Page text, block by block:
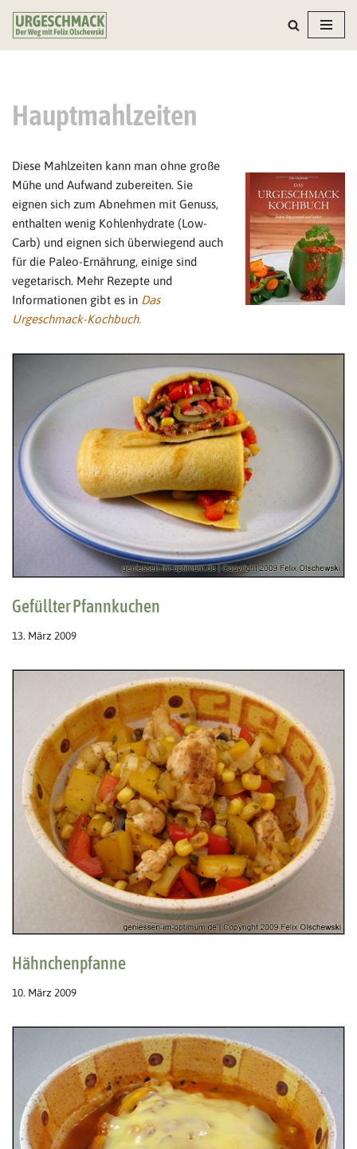
Zum
Hauptmahlzeiten
Diese Mahlzeiten kann man ohne große
Mühe und Aufwand zubereiten. Sie
eignen sich zum Abnehmen mit Genuss,
enthalten wenig Kohlenhydrate (Low-
Carb) und eignen sich überwiegend auch
für die Paleo-Ernährung, einige sind
vegetarisch. Mehr Rezepte und
Informationen gibt es in Das
Urgeschmack-Kochbuch.
Gefüllter Pfannkuchen
13. März 2009
Hähnchenpfanne
10. März 2009